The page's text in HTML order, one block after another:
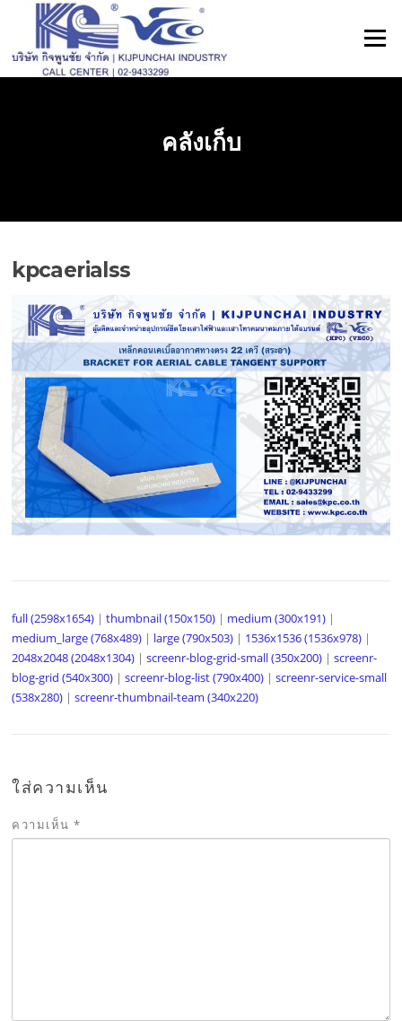
เมนู
คลังเก็บ
kpcaerialss
full (2598x1654) |thumbnail (150x150) | medium (300x191) |
medium_large (768x489) | large (790x503) | 1536x1536 (1536x978) |
2048x2048 (2048x1304) |screenr-blog-grid-small (350x200) |screenr-
blog-grid (540x300) |screenr-blog-list (790x400) |screenr-service-small
(538x280) |screenr-thumbnail-team (340x220)
ใส่ความเห็น
ความเห็น*